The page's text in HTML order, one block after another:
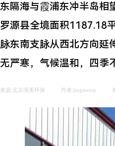
东隔海与霞浦东冲半岛相
罗源县全境面积1187.18
脉东南支脉从西北方向延
无严寒，气候温和，四季
来源:北京境美环保 作者:jingmeiep